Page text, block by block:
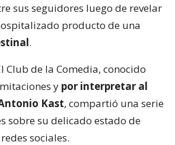
sus seguidores luego de revelar
producto de una
.
Club de la Comedia, conocido
y por interpretar al
Kast, compartió una serie
sobre su delicado estado de
sociales.